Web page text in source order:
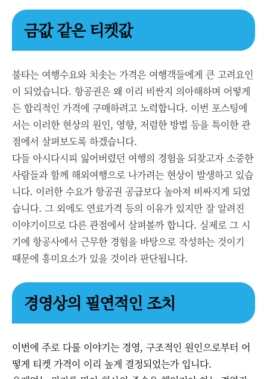
금값 같은 티켓값
불타는 여행수요와 치솟는 가격은 여행객들에게 큰 고려요인
이 되었습니다. 항공권은 왜 이리 비싼지 의아해하며 어떻게
든 합리적인 가격에 구매하려고 노력합니다. 이번 포스팅에
서는 이러한 현상의 원인, 영향, 저렴한 방법 등을 특이한 관
점에서 살펴보도록 하겠습니다.
다들 아시다시피 잃어버렸던 여행의 경험을 되찾고자 소중한
사람들과 함께 해외여행으로 나가려는 현상이 발생하고 있습
니다. 이러한 수요가 항공권 공급보다 높아져 비싸지게 되었
습니다. 그 외에도 연료가격 등의 이유가 있지만 잘 알려진
이야기이므로 다른 관점에서 살펴볼까 합니다. 실제로 그 시
기에 항공사에서 근무한 경험을 바탕으로 작성하는 것이기
때문에 흥미요소가 있을 것이라 판단됩니다.
경영상의 필연적인 조치
이번에 주로 다룰 이야기는 경영, 구조적인 원인으로부터 어
떻게 티켓 가격이 이리 높게 결정되었는가 입니다.